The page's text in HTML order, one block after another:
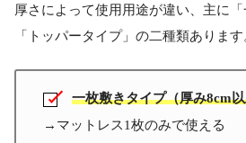
厚さによって使用用途が違い、主に
「トッパータイプ」の二種類あります
一枚敷きタイプ（厚み8cm
→マットレス1枚のみで使える